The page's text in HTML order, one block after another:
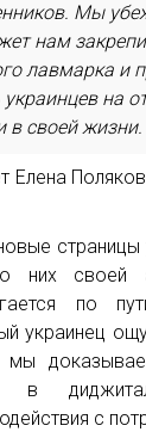
Мы
нам
лавмарка и
на
в своей жизни.
Елена
страницы
них своей
по
украинец
в
с